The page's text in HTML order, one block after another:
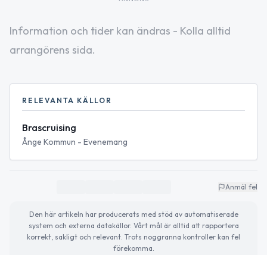
Information och tider kan ändras - Kolla alltid
arrangörens sida.
RELEVANTA KÄLLOR
Brascruising
Ånge Kommun - Evenemang
Anmäl fel
Den här artikeln har producerats med stöd av automatiserade
system och externa datakällor. Vårt mål är alltid att rapportera
korrekt, sakligt och relevant. Trots noggranna kontroller kan fel
förekomma.